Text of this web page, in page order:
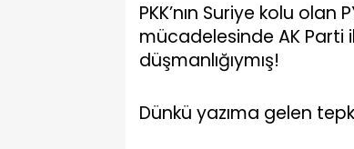
PKK’nın Suriye kolu olan
mücadelesinde AK Parti
düşmanlığıymış!
Dünkü yazıma gelen